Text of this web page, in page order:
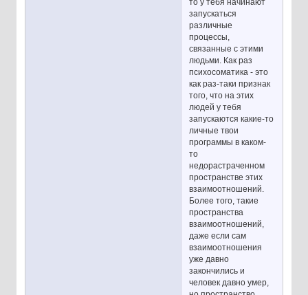
то у тебя начинают
запускаться
различные
процессы,
связанные с этими
людьми. Как раз
психосоматика - это
как раз-таки признак
того, что на этих
людей у тебя
запускаются какие-то
личные твои
программы в каком-
то
недорастраченном
пространстве этих
взаимоотношений.
Более того, такие
пространства
взаимоотношений,
даже если сам
взаимоотношения
уже давно
закончились и
человек давно умер,